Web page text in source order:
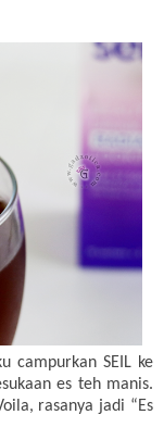
campurkan SEIL ke
es teh manis.
rasanya jadi “Es